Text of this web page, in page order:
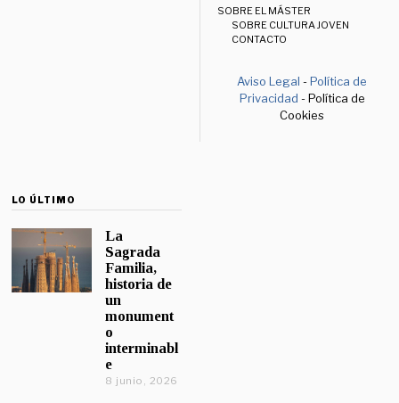
SOBRE EL MÁSTER
SOBRE CULTURA JOVEN
CONTACTO
Aviso Legal -Política de
Privacidad - Política de
Cookies
LO ÚLTIMO
La
Sagrada
Familia,
historia de
un
monument
o
interminabl
e
8 junio, 2026